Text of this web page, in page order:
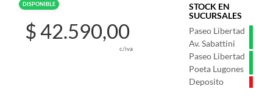
DISPONIBLE
STOCK EN
SUCURSALES
Paseo Libertad
Av. Sabattini
Paseo Libertad
Poeta Lugones
Deposito
$ 42.590,00
c/iva